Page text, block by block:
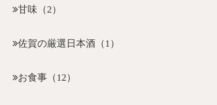
甘味（2）
佐賀の厳選日本酒（1）
お食事（12）